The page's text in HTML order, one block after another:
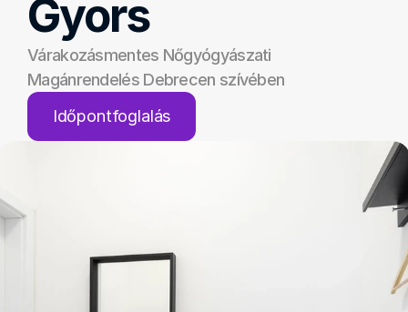
Gyors
Várakozásmentes Nőgyógyászati
Magánrendelés Debrecen szívében
Időpontfoglalás